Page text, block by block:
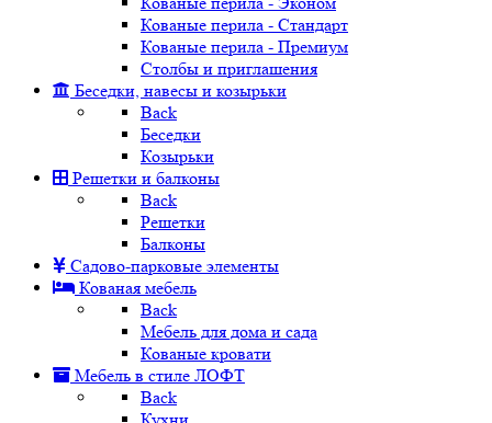
Кованые перила - Стандарт
Кованые перила - Премиум
Столбы и приглашения
Беседки, навесы и козырьки
Back
Беседки
Козырьки
Решетки и балконы
Back
Решетки
Балконы
Садово-парковые элементы
Кованая мебель
Back
Мебель для дома и сада
Кованые кровати
Мебель в стиле ЛОФТ
Back